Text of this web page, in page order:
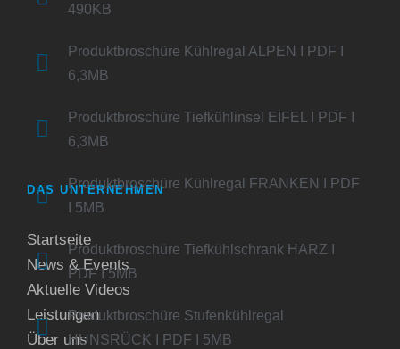
490KB
Produktbroschüre Kühlregal ALPEN I PDF I
6,3MB
Produktbroschüre Tiefkühlinsel EIFEL I PDF I
6,3MB
Produktbroschüre Kühlregal FRANKEN I PDF
I 5MB
Produktbroschüre Tiefkühlschrank HARZ I
PDF I 5MB
Produktbroschüre Stufenkühlregal
HUNSRÜCK I PDF I 5MB
DAS UNTERNEHMEN
Startseite
News & Events
Aktuelle Videos
Leistungen
Über uns